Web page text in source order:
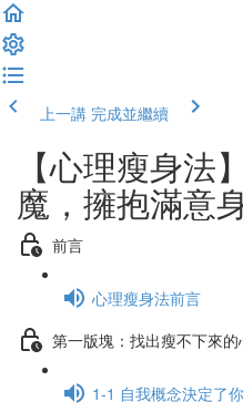
上一講 完成並繼續
【心理瘦身法
魔，擁抱滿意
前言
心理瘦身法前言
第一版塊：找出瘦不下來的
1-1 自我概念決定了